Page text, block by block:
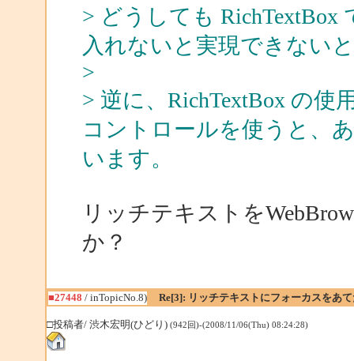
> どうしても
入れないと実現できない
>
> 逆に、RichTextBox の使
コントロールを使うと、
います。
リッチテキストを
か？
■27448 / inTopicNo.8) Re[3]: リッチテキストにフォーカスをあ
□投稿者/ 渋木宏明(ひどり) (942回)-(2008/11/06(Thu) 08:24:28)